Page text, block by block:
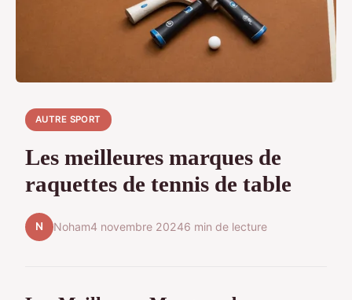
AUTRE SPORT
Les meilleures marques de
raquettes de tennis de table
N Noham4 novembre 20246 min de lecture